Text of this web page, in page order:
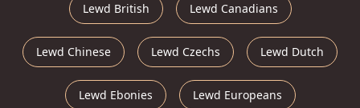
Lewd British Lewd Canadians
Lewd Chinese Lewd Czechs Lewd Dutch
Lewd Ebonies Lewd Europeans